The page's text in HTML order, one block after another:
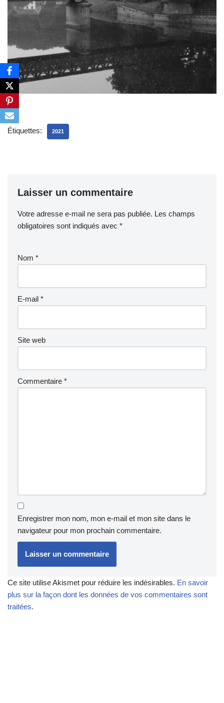
Étiquettes: 2021
Laisser un commentaire
Votre adresse e-mail ne sera pas publiée. Les champs
obligatoires sont indiqués avec *
Nom *
E-mail *
Site web
Commentaire *
Enregistrer mon nom, mon e-mail et mon site dans le
navigateur pour mon prochain commentaire.
Ce site utilise Akismet pour réduire les indésirables. En savoir
plus sur la façon dont les données de vos commentaires sont
traitées.